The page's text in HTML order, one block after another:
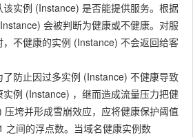
实例 (Instance) 是否能提供服务。根据
会被判断为健康或不健康。对服
不健康的实例 (Instance) 不会返回给客
防止因过多实例 (Instance) 不健康导致
例 (Instance) ，继而造成流量压力把健
压垮并形成雪崩效应，应将健康保护阈值
之间的浮点数。当域名健康实例数